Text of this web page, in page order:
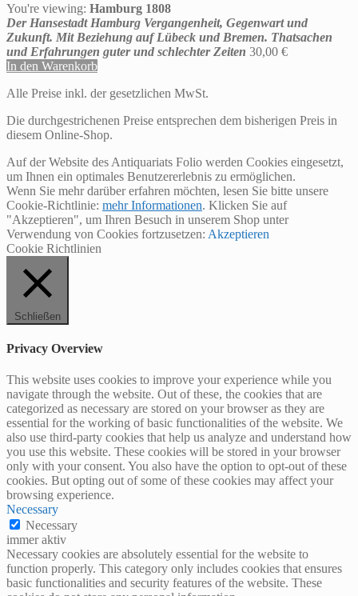
You're viewing: Hamburg 1808
Der Hansestadt Hamburg Vergangenheit, Gegenwart und
Zukunft. Mit Beziehung auf Lübeck und Bremen. Thatsachen
und Erfahrungen guter und schlechter Zeiten 30,00 €
In den Warenkorb
Alle Preise inkl. der gesetzlichen MwSt.
Die durchgestrichenen Preise entsprechen dem bisherigen Preis in
diesem Online-Shop.
Auf der Website des Antiquariats Folio werden Cookies eingesetzt,
um Ihnen ein optimales Benutzererlebnis zu ermöglichen.
Wenn Sie mehr darüber erfahren möchten, lesen Sie bitte unsere
Cookie-Richtlinie: mehr Informationen. Klicken Sie auf
"Akzeptieren", um Ihren Besuch in unserem Shop unter
Verwendung von Cookies fortzusetzen: Akzeptieren
Cookie Richtlinien
Schließen
Privacy Overview
This website uses cookies to improve your experience while you
navigate through the website. Out of these, the cookies that are
categorized as necessary are stored on your browser as they are
essential for the working of basic functionalities of the website. We
also use third-party cookies that help us analyze and understand how
you use this website. These cookies will be stored in your browser
only with your consent. You also have the option to opt-out of these
cookies. But opting out of some of these cookies may affect your
browsing experience.
Necessary
Necessary
immer aktiv
Necessary cookies are absolutely essential for the website to
function properly. This category only includes cookies that ensures
basic functionalities and security features of the website. These